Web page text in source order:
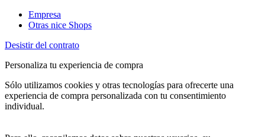
Empresa
Otras nice Shops
Desistir del contrato
Personaliza tu experiencia de compra
Sólo utilizamos cookies y otras tecnologías para ofrecerte una
experiencia de compra personalizada con tu consentimiento
individual.